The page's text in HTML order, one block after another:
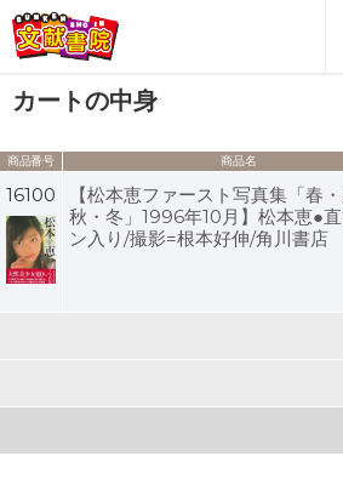
会員登録
ログイン
カートの中身
商品番号 商品名
16100
【松本恵ファースト写真集「春・
秋・冬」1996年10月】松本恵●
ン入り/撮影=根本好伸/角川書店